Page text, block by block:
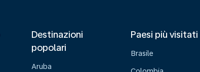
Destinazioni
popolari
Aruba
Paesi più visitati
Brasile